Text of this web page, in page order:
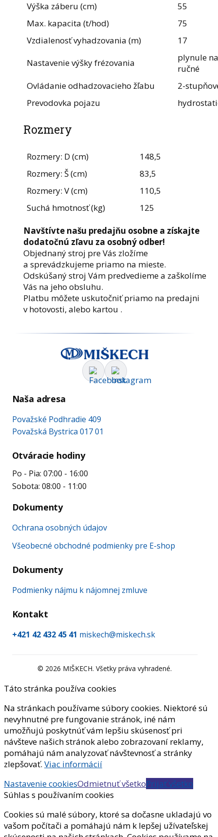
Výška záberu (cm)
55
Max. kapacita (t/hod)
75
Vzdialenosť vyhadzovania (m)
17
Nastavenie výšky frézovania
plynule
ručné
Ovládanie odhadzovacieho žľabu
2-
Prevodovka pojazu
Rozmery
Rozmery: D (cm)
148,5
Rozmery: Š (cm)
83,5
Rozmery: V (cm)
110,5
Suchá hmotnosť (kg)
125
Navštívte našu predajňu osobne a získajte
dodatočnú zľavu za osobný odber!
Objednaný stroj pre Vás zložíme
a sprevádzkujeme priamo na mieste.
Odskúšaný stroj Vám predvedieme a zaškolíme
Vás na jeho obsluhu.
Platbu môžete uskutočniť priamo na predajni
v hotovosti, alebo kartou .
Naša adresa
Považské Podhradie 409
Považská Bystrica 017 01
Otváracie hodiny
Po - Pia: 07:00 - 16:00
Sobota: 08:00 - 11:00
Dokumenty
Ochrana osobných údajov
Všeobecné obchodné podmienky pre E-shop
Dokumenty
Podmienky nájmu k nájomnej zmluve
Kontakt
+421 42 432 45 41 miskech@miskech.sk
© 2026 MIŠKECH. Všetky práva vyhradené.
Táto stránka používa cookies
Na stránkach používame súbory cookies. Niektoré sú
nevyhnutné pre fungovanie stránok, iné nám
umožňujú poskytnúť vám lepšiu skúsenosť pri
návšteve našich stránok alebo zobrazovaní reklamy,
pomáhajú nám analyzovať návštevnosť a stránky
zlepšovať. Viac informácií
Nastavenie cookiesOdmietnuť všetkoPrijať všetko
Súhlas s používaním cookies
Cookies sú malé súbory, ktoré sa dočasne ukladajú vo
vašom počítači a pomáhajú nám k lepšej užívateľskej